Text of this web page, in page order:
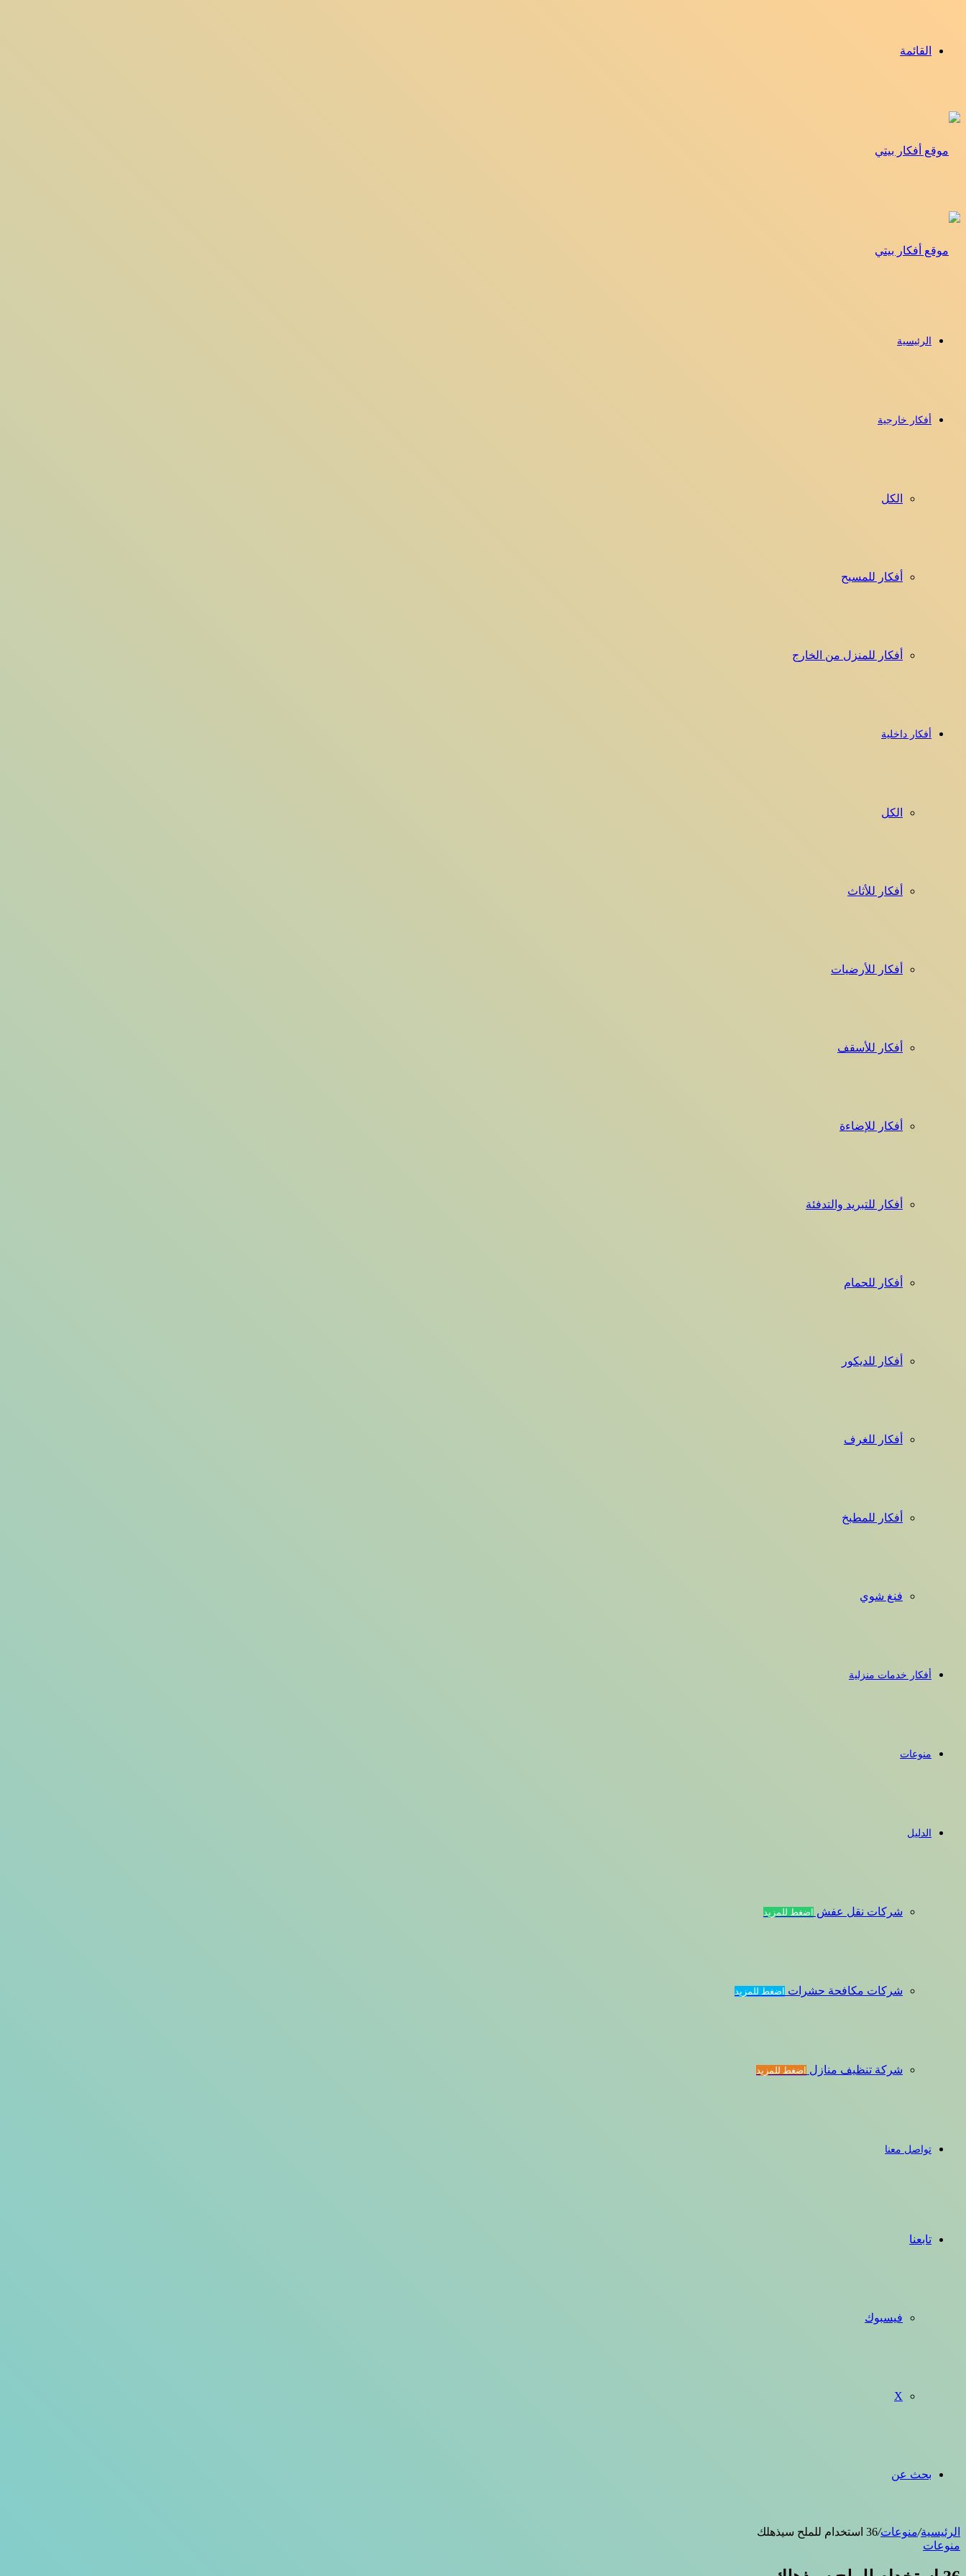
القائمة
الرئيسية
أفكار خارجية
الكل
أفكار للمسبح
أفكار للمنزل من الخارج
أفكار داخلية
الكل
أفكار للأثاث
أفكار للأرضيات
أفكار للأسقف
أفكار للإضاءة
أفكار للتبريد والتدفئة
أفكار للحمام
أفكار للديكور
أفكار للغرف
أفكار للمطبخ
فنغ شوي
أفكار خدمات منزلية
منوعات
الدليل
شركات نقل عفش اضغط للمزيد
شركات مكافحة حشرات اضغط للمزيد
شركة تنظيف منازل اضغط للمزيد
تواصل معنا
تابعنا
فيسبوك
‫X
بحث عن
الرئيسية/منوعات/36 استخدام للملح سيذهلك
منوعات